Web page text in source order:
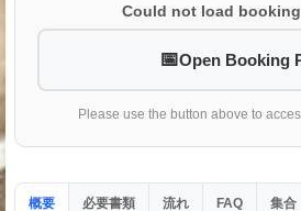
Could not load
Open Booking
Please use the button above to
概要 必要書類 流れ FAQ 集合